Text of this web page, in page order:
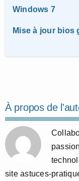
Windows 7
Mise à jour bios
À propos de
site astuces-